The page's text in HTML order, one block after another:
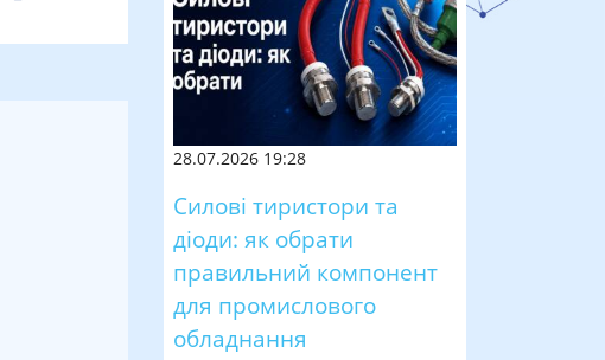
28.07.2026 19:28
Силові тиристори та
діоди: як обрати
правильний компонент
для промислового
обладнання